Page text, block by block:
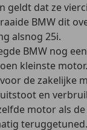
geldt dat ze
BMW dit
alsnog 25i.
BMW nog
kleinste
de zakelijke
en
motor als de
teruggetuned.